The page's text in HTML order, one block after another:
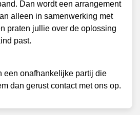
Dan wordt een arrangement
alleen in samenwerking met
praten jullie over de oplossing
past.
een onafhankelijke partij die
dan gerust contact met ons op.